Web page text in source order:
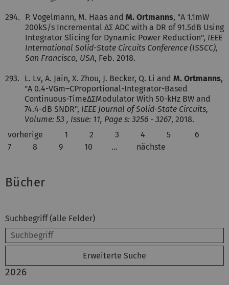
294. P. Vogelmann, M. Haas and M. Ortmanns, "A 1.1mW
200kS/s Incremental ΔΣ ADC with a DR of 91.5dB Using
Integrator Slicing for Dynamic Power Reduction", IEEE
International Solid-State Circuits Conference (ISSCC),
San Francisco, USA, Feb. 2018.
293. L. Lv, A. Jain, X. Zhou, J. Becker, Q. Li and M. Ortmanns,
"A 0.4-VGm–CProportional-Integrator-Based
Continuous-TimeΔΣModulator With 50-kHz BW and
74.4-dB SNDR", IEEE Journal of Solid-State Circuits,
Volume: 53 , Issue: 11, Page s: 3256 - 3267, 2018.
vorherige
1 2 3 4 5
6
7
8 9 10 … nächste
Bücher
Suchbegriff (alle Felder)
Erweiterte Suche
2026